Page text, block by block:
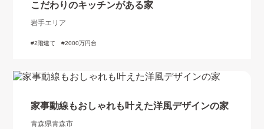
こだわりのキッチンがある家
岩手エリア
2階建て 2000万円台
家事動線もおしゃれも叶えた洋風デザインの家
青森県青森市